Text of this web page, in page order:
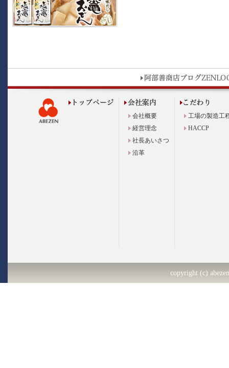
会社概要
経営理念
社長あいさつ
沿革
工場の製造工
HACCP
copyright (c)